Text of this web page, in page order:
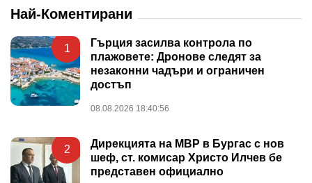
Най-Коментирани
1
Гърция засилва контрола по
плажовете: Дронове следят за
незаконни чадъри и ограничен
достъп
08.08.2026 18:40:56
2
Дирекцията на МВР в Бургас с нов
шеф, ст. комисар Христо Илчев бе
представен официално